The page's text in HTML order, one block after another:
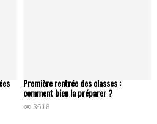
Première rentrée des classes :
comment bien la préparer ?
3618